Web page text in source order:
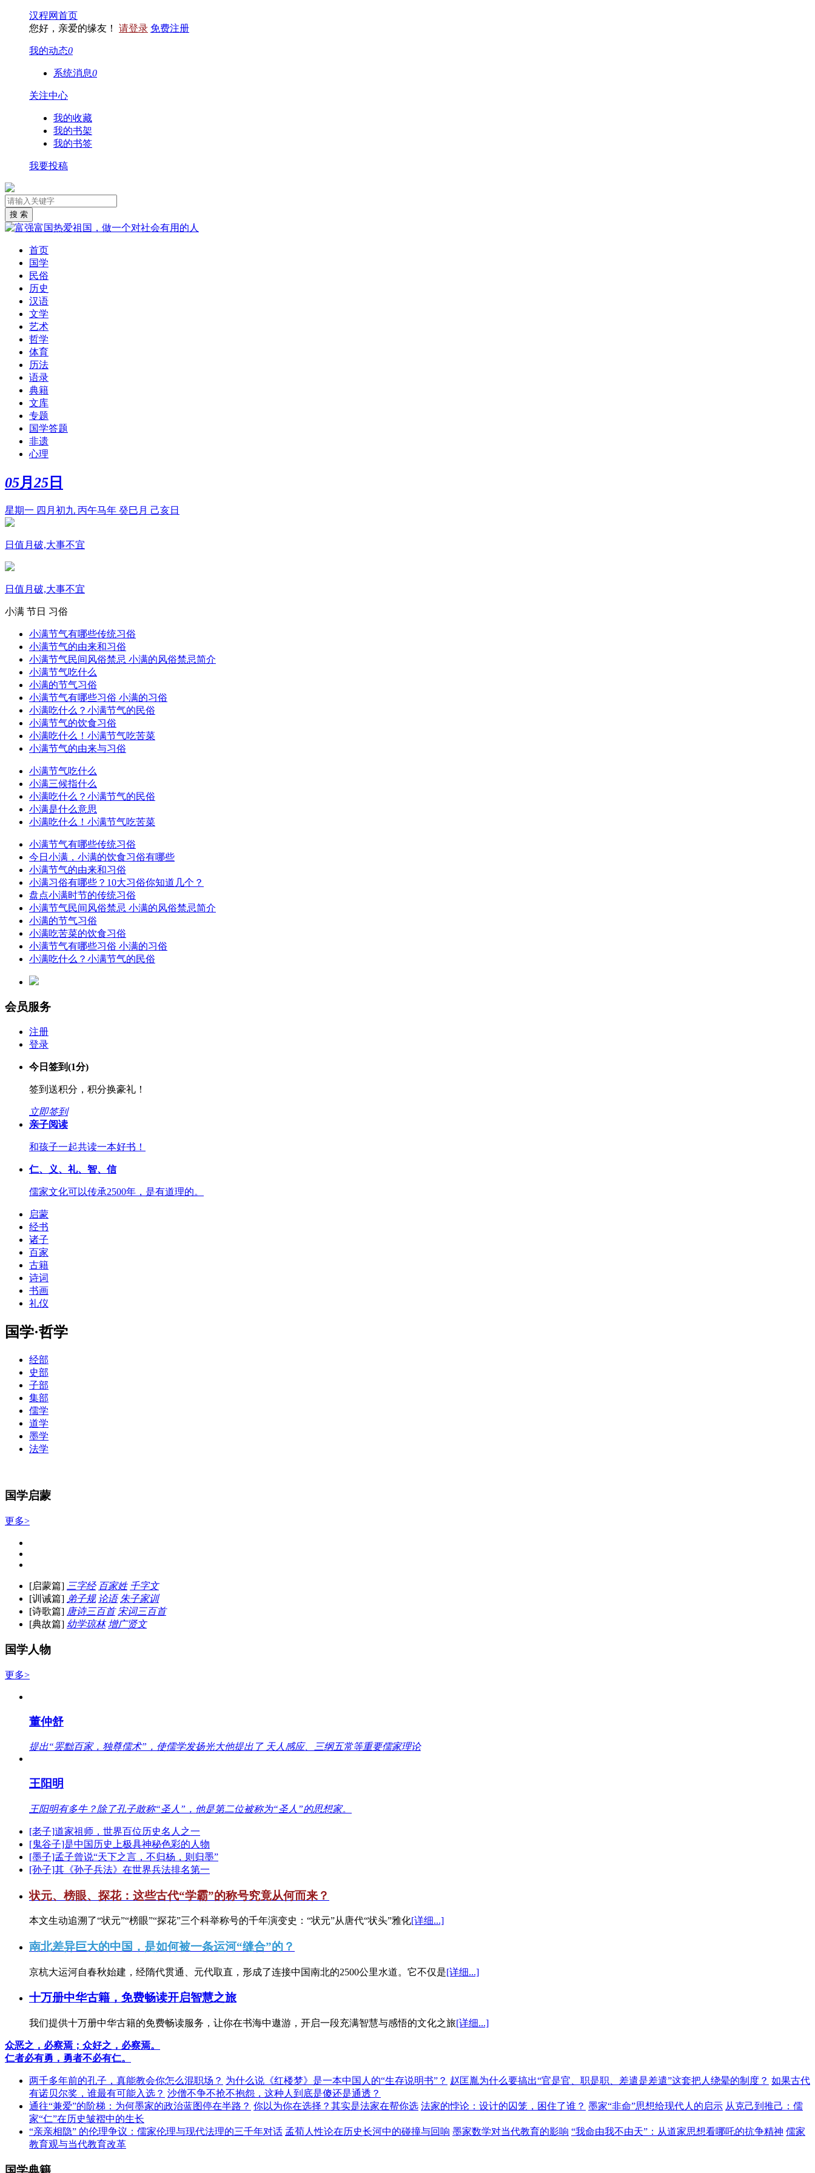
汉程网首页
您好，亲爱的缘友！ 请登录 免费注册
我的动态0
系统消息0
关注中心
我的收藏
我的书架
我的书签
我要投稿
首页
国学
民俗
历史
汉语
文学
艺术
哲学
体育
历法
语录
典籍
文库
专题
国学答题
非遗
心理
05月 25 日
星期一 四月初九 丙午马年 癸巳月 己亥日
日值月破,大事不宜
日值月破,大事不宜
小满 节日 习俗
小满节气有哪些传统习俗
小满节气的由来和习俗
小满节气民间风俗禁忌 小满的风俗禁忌简介
小满节气吃什么
小满的节气习俗
小满节气有哪些习俗 小满的习俗
小满吃什么？小满节气的民俗
小满节气的饮食习俗
小满吃什么！小满节气吃苦菜
小满节气的由来与习俗
小满节气吃什么
小满三候指什么
小满吃什么？小满节气的民俗
小满是什么意思
小满吃什么！小满节气吃苦菜
小满节气有哪些传统习俗
今日小满，小满的饮食习俗有哪些
小满节气的由来和习俗
小满习俗有哪些？10大习俗你知道几个？
盘点小满时节的传统习俗
小满节气民间风俗禁忌 小满的风俗禁忌简介
小满的节气习俗
小满吃苦菜的饮食习俗
小满节气有哪些习俗 小满的习俗
小满吃什么？小满节气的民俗
会员服务
注册
登录
今日签到(1分)
签到送积分，积分换豪礼！
立即签到
亲子阅读
和孩子一起共读一本好书！
仁、义、礼、智、信
儒家文化可以传承2500年，是有道理的。
启蒙
经书
诸子
百家
古籍
诗词
书画
礼仪
国学·哲学
经部
史部
子部
集部
儒学
道学
墨学
法学
国学启蒙
更多>
[启蒙篇] 三字经 百家姓 千字文
[训诫篇] 弟子规 论语 朱子家训
[诗歌篇] 唐诗三百首 宋词三百首
[典故篇] 幼学琼林 增广贤文
国学人物
更多>
董仲舒
提出“罢黜百家，独尊儒术”，使儒学发扬光大他提出了 天人感应、三纲五常等重要儒家理论
王阳明
王阳明有多牛？除了孔子敢称“圣人”，他是第二位被称为“圣人”的思想家。
[老子]道家祖师，世界百位历史名人之一
[鬼谷子]是中国历史上极具神秘色彩的人物
[墨子]孟子曾说“天下之言，不归杨，则归墨”
[孙子]其《孙子兵法》在世界兵法排名第一
状元、榜眼、探花：这些古代“学霸”的称号究竟从何而来？
本文生动追溯了“状元”“榜眼”“探花”三个科举称号的千年演变史：“状元”从唐代“状头”雅化[详细...]
南北差异巨大的中国，是如何被一条运河“缝合”的？
京杭大运河自春秋始建，经隋代贯通、元代取直，形成了连接中国南北的2500公里水道。它不仅是[详细...]
十万册中华古籍，免费畅读开启智慧之旅
我们提供十万册中华古籍的免费畅读服务，让你在书海中遨游，开启一段充满智慧与感悟的文化之旅[详细...]
众恶之，必察焉；众好之，必察焉。
仁者必有勇，勇者不必有仁。
两千多年前的孔子，真能教会你怎么混职场？ 为什么说《红楼梦》是一本中国人的“生存说明书”？ 赵匡胤为什么要搞出“官是官、职是职、差遣是差遣”这套把人绕晕的制度？ 如果古代
有诺贝尔奖，谁最有可能入选？ 沙僧不争不抢不抱怨，这种人到底是傻还是通透？
通往“兼爱”的阶梯：为何墨家的政治蓝图停在半路？ 你以为你在选择？其实是法家在帮你选 法家的悖论：设计的囚笼，困住了谁？ 墨家“非命”思想给现代人的启示 从克己到推己：儒
家“仁”在历史皱褶中的生长
“亲亲相隐” 的伦理争议：儒家伦理与现代法理的三千年对话 孟荀人性论在历史长河中的碰撞与回响 墨家数学对当代教育的影响 “我命由我不由天”：从道家思想看哪吒的抗争精神 儒家
教育观与当代教育改革
国学典籍